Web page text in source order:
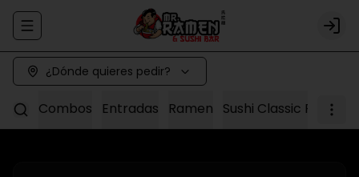
Abrir menu de navegación Login
¿Dónde quieres pedir?
Combos Entradas Ramen Sushi Classic Roll